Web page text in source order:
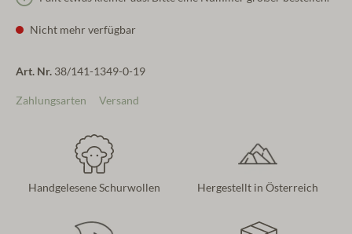
Nicht mehr verfügbar
Art. Nr. 38/141-1349-0-19
Zahlungsarten Versand
Handgelesene Schurwollen Hergestellt in Österreich